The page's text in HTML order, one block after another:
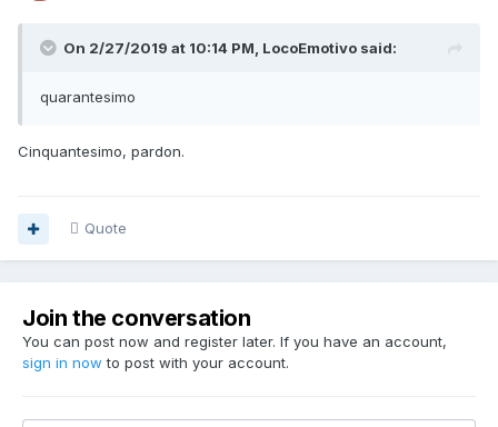
On 2/27/2019 at 10:14 PM, LocoEmotivo said:
quarantesimo
Cinquantesimo, pardon.
Quote
Join the conversation
You can post now and register later. If you have an account,
sign in now to post with your account.